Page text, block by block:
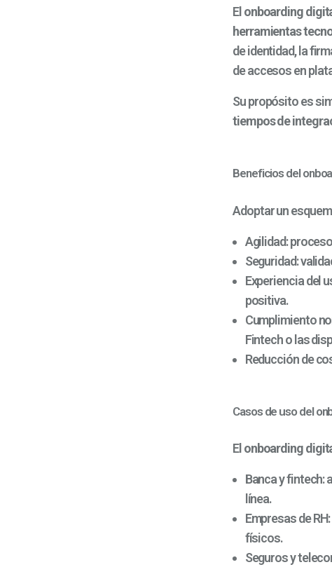
El onboarding
herramientas
de identidad, la
de accesos en
Su propósito es
tiempos de
Beneficios del
Adoptar un
Agilidad:
Seguridad:
Experiencia del
positiva.
Cumplimiento
Fintech o las
Reducción de
Casos de uso del
El onboarding
Banca y fintech:
línea.
Empresas de RH:
físicos.
Seguros y